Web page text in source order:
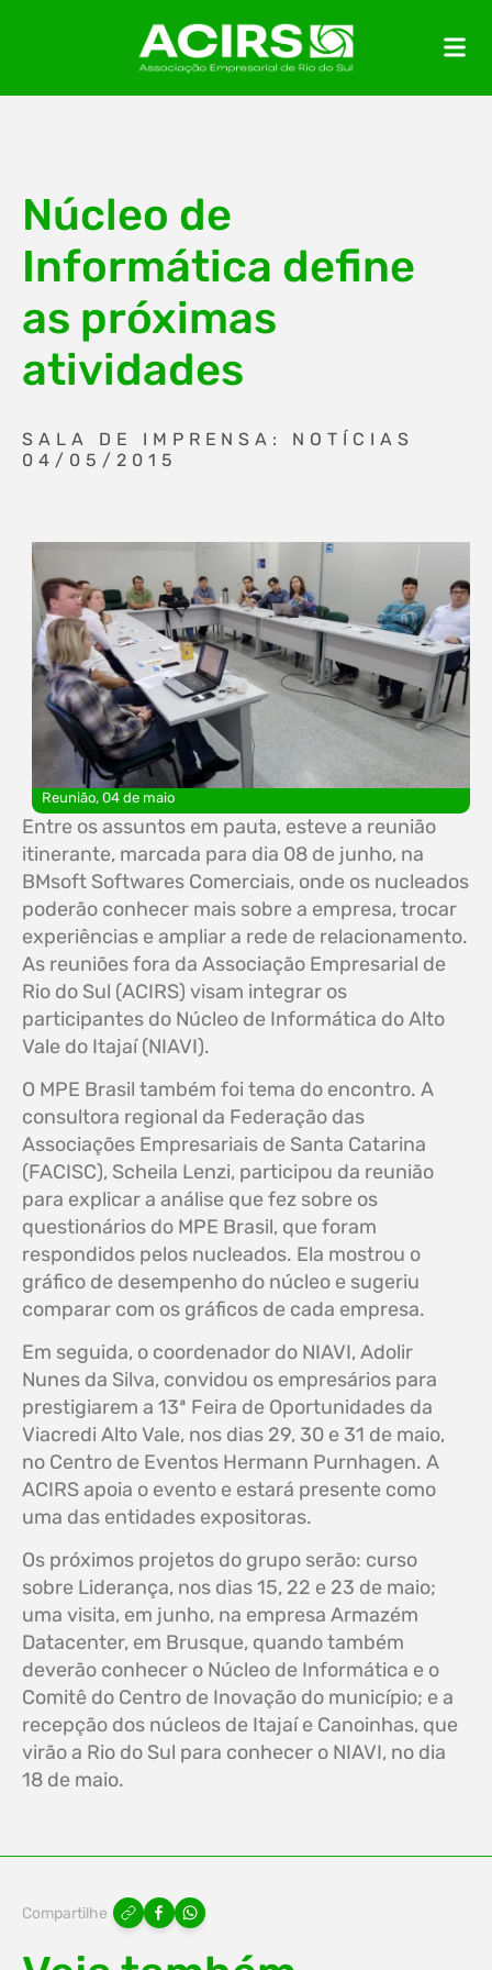
Núcleo de
Informática define
as próximas
atividades
SALA DE IMPRENSA: NOTÍCIAS
04/05/2015
Reunião, 04 de maio
Entre os assuntos em pauta, esteve a reunião
itinerante, marcada para dia 08 de junho, na
BMsoft Softwares Comerciais, onde os nucleados
poderão conhecer mais sobre a empresa, trocar
experiências e ampliar a rede de relacionamento.
As reuniões fora da Associação Empresarial de
Rio do Sul (ACIRS) visam integrar os
participantes do Núcleo de Informática do Alto
Vale do Itajaí (NIAVI).
O MPE Brasil também foi tema do encontro. A
consultora regional da Federação das
Associações Empresariais de Santa Catarina
(FACISC), Scheila Lenzi, participou da reunião
para explicar a análise que fez sobre os
questionários do MPE Brasil, que foram
respondidos pelos nucleados. Ela mostrou o
gráfico de desempenho do núcleo e sugeriu
comparar com os gráficos de cada empresa.
Em seguida, o coordenador do NIAVI, Adolir
Nunes da Silva, convidou os empresários para
prestigiarem a 13ª Feira de Oportunidades da
Viacredi Alto Vale, nos dias 29, 30 e 31 de maio,
no Centro de Eventos Hermann Purnhagen. A
ACIRS apoia o evento e estará presente como
uma das entidades expositoras.
Os próximos projetos do grupo serão: curso
sobre Liderança, nos dias 15, 22 e 23 de maio;
uma visita, em junho, na empresa Armazém
Datacenter, em Brusque, quando também
deverão conhecer o Núcleo de Informática e o
Comitê do Centro de Inovação do município; e a
recepção dos núcleos de Itajaí e Canoinhas, que
virão a Rio do Sul para conhecer o NIAVI, no dia
18 de maio.
Compartilhe